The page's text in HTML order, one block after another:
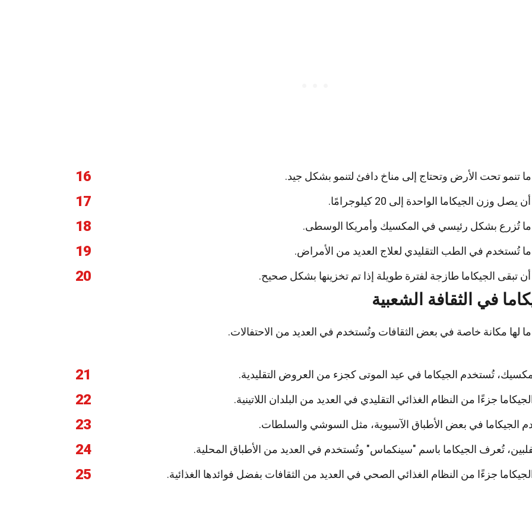
16 تنمو تحت الأرض وتحتاج إلى مناخ دافئ لتنمو بشكل جيد.
17 وزن الجيكاما الواحدة إلى 20 كيلوجرامًا.
18 تُزرع بشكل رئيسي في المكسيك وأمريكا الوسطى.
19 تُستخدم في الطب التقليدي لعلاج العديد من الأمراض.
20 تبقى الجيكاما طازجة لفترة طويلة إذا تم تخزينها بشكل صحيح.
في الثقافة الشعبية
لها مكانة خاصة في بعض الثقافات وتُستخدم في العديد من الاحتفالات.
21 تُستخدم الجيكاما في عيد الموتى كجزء من العروض التقليدية.
22 جزءًا من النظام الغذائي التقليدي في العديد من البلدان اللاتينية.
23 الجيكاما في بعض الأطباق الآسيوية، مثل السوشي والسلطات.
24 تُعرف الجيكاما باسم "سينكماس" وتُستخدم في العديد من الأطباق المحلية.
25 جزءًا من النظام الغذائي الصحي في العديد من الثقافات بفضل فوائدها الغذائية.